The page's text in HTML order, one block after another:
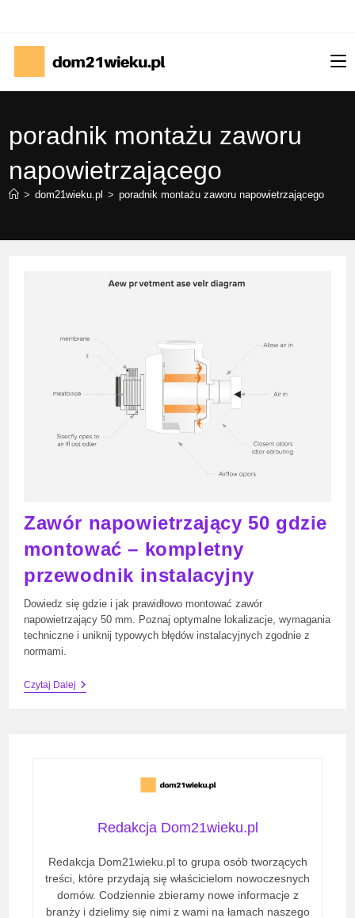
content
poradnik montażu zaworu
napowietrzającego
> dom21wieku.pl > poradnik montażu zaworu napowietrzającego
Zawór napowietrzający 50 gdzie
montować – kompletny
przewodnik instalacyjny
Dowiedz się gdzie i jak prawidłowo montować zawór
napowietrzający 50 mm. Poznaj optymalne lokalizacje, wymagania
techniczne i uniknij typowych błędów instalacyjnych zgodnie z
normami.
Czytaj DalejZawór
Redakcja Dom21wieku.pl
Redakcja Dom21wieku.pl to grupa osób tworzących
treści, które przydają się właścicielom nowoczesnych
domów. Codziennie zbieramy nowe informacje z
branży i dzielimy się nimi z wami na łamach naszego